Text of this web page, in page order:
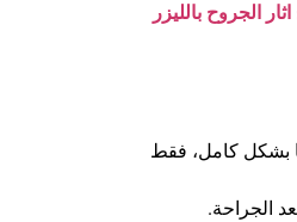
الجروح بالليزر
بشكل كامل، فقط
الجراحة.